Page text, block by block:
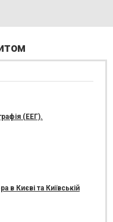
(ЕЕГ).
в Києві та Київській